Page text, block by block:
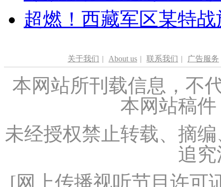
超燃！西藏军区某特
关于我们 | About us | 联系我们 | 广告服务
本网站所刊载信息，不
本网站稿
未经授权禁止转载、摘
追
[网上传播视听节目许可